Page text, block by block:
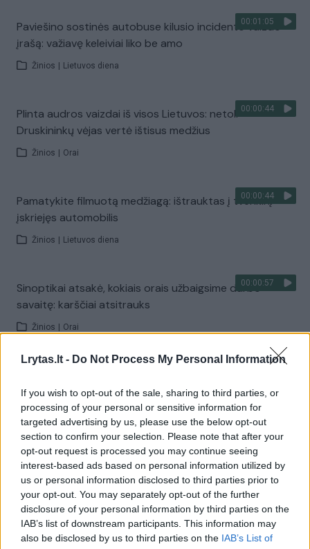
Lrytas.lt - Do Not Process My Personal Information
If you wish to opt-out of the sale, sharing to third parties, or
processing of your personal or sensitive information for
targeted advertising by us, please use the below opt-out
section to confirm your selection. Please note that after your
opt-out request is processed you may continue seeing
interest-based ads based on personal information utilized by
us or personal information disclosed to third parties prior to
your opt-out. You may separately opt-out of the further
disclosure of your personal information by third parties on the
IAB’s list of downstream participants. This information may
also be disclosed by us to third parties on the IAB’s List of
00:01:05
Paviešino sostinės autobuse kilusio incidento vaizdo
įrašą: važiavę keleiviai liko be amo
Žinios Lietuvos diena
00:00:44
Plinta audros vaizdai iš visos Lietuvos: netoli
Druskininkų vėjas vertė ištisus medžius
Žinios Orai
00:00:44
Pamatykite filmuotą medžiagą: ištrauktas į tvenkinį
įskriejęs automobilis
Žinios Lietuvos diena
00:00:57
Sinoptikai atsakė, kokiais orais užbaigsime darbo
savaitę: karščiai atsitrauks
Žinios Orai
Žiūrimiausi įrašai
00:00:30
Vaizdai iš tragiškos avarijos Vilniaus r.: dviejų moterų ir
vaiko gyvybių išgelbėti nepavyko
Žinios Lietuvos diena